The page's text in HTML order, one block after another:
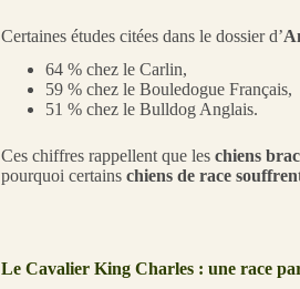
Certaines études citées dans le dossier d’
64 % chez le Carlin,
59 % chez le Bouledogue Français,
51 % chez le Bulldog Anglais.
Ces chiffres rappellent que les chiens
pourquoi certains chiens de race
Le Cavalier King Charles : une race